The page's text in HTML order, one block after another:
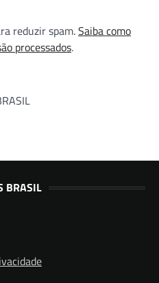
reduzir spam.Saiba como
processados.
BRASIL